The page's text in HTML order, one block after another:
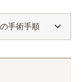
手術手順